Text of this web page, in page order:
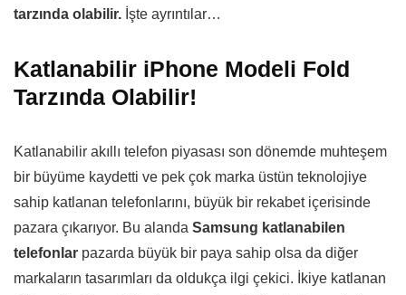
tarzında olabilir. İşte ayrıntılar…
Katlanabilir iPhone Modeli Fold
Tarzında Olabilir!
Katlanabilir akıllı telefon piyasası son dönemde muhteşem
bir büyüme kaydetti ve pek çok marka üstün teknolojiye
sahip katlanan telefonlarını, büyük bir rekabet içerisinde
pazara çıkarıyor. Bu alanda Samsung katlanabilen
telefonlar pazarda büyük bir paya sahip olsa da diğer
markaların tasarımları da oldukça ilgi çekici. İkiye katlanan